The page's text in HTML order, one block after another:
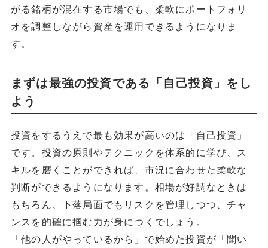
がる銘柄が混在する市場でも、柔軟にポートフォリ
オを調整しながら資産を運用できるようになりま
す。
まずは最強の投資である「自己投資」をし
よう
投資をするうえで最も効果が高いのは「自己投資」
です。投資の原則やテクニックを体系的に学び、ス
キルを磨くことができれば、市況に合わせた柔軟な
判断ができるようになります。相場が好調なときは
もちろん、下落局面でもリスクを管理しつつ、チャ
ンスを的確に掴む力が身につくでしょう。
「他の人がやっているから」で始めた投資が「聞い